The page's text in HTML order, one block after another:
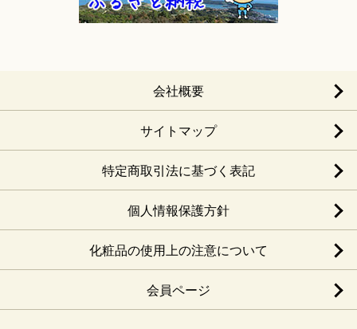
会社概要
サイトマップ
特定商取引法に基づく表記
個人情報保護方針
化粧品の使用上の注意について
会員ページ